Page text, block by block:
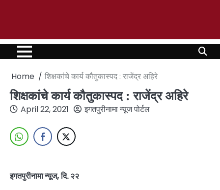
Home शिक्षकांचे कार्य कौतुकास्पद : राजेंद्र अहिरे
शिक्षकांचे कार्य कौतुकास्पद : राजेंद्र अहिरे
April 22, 2021 इगतपुरीनामा न्यूज पोर्टल
इगतपुरीनामा न्यूज, दि. २२